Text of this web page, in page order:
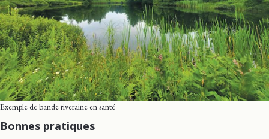
Exemple de bande riveraine en santé
Bonnes pratiques